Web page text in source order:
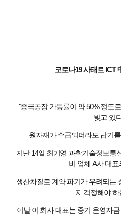
코로나19 사태로 ICT
"중국공장 가동률이 약 50% 정도
빚고 있
원자재가 수급되더라도 납기
지난 14일 최기영 과학기술정보통
비 업체 A사 대표
생산차질로 계약 파기가 우려되는
지 걱정해야 하
이날 이 회사 대표는 중기 운영자